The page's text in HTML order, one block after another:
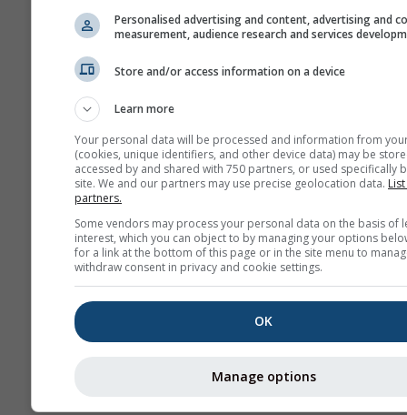
frecvent la Bitterwasser
dintre cele mai bune locuri
lume. Astfel de condiții nu vor
puteți găsi modele similare
altitudini mai mici, în zilele
aproape oriunde.
Lapse rate
afișată cu etichete albe
Personalised advertising and content, advertising and
measurement, audience research and services
Store and/or access information on a device
Learn more
Your personal data will be processed and information from
(cookies, unique identifiers, and other device data) may be
accessed by and shared with 750 partners, or used specifically
site. We and our partners may use precise geolocation data.
partners.
Some vendors may process your personal data on the basis of
interest, which you can object to by managing your options
for a link at the bottom of this page or in the site menu to
withdraw consent in privacy and cookie settings.
OK
Manage options